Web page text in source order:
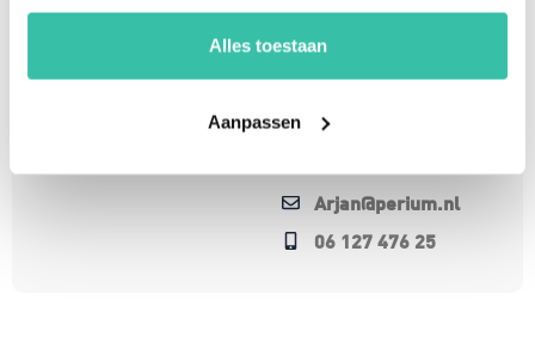
Alles toestaan
Aanpassen
steeds veranderende
wereld. Mijn focus ligt
Bel of mail me gerust
Arjan@perium.nl
06 127 476 25